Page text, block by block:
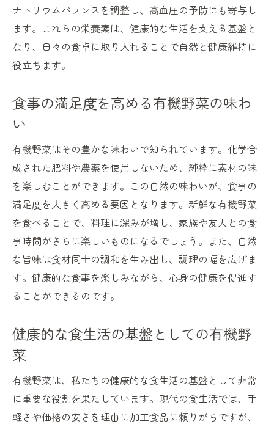
ナトリウムバランスを調整し、高血圧の予防にも寄与し
ます。これらの栄養素は、健康的な生活を支える基盤と
なり、日々の食卓に取り入れることで自然と健康維持に
役立ちます。
食事の満足度を高める有機野菜の味わ
い
有機野菜はその豊かな味わいで知られています。化学合
成された肥料や農薬を使用しないため、純粋に素材の味
を楽しむことができます。この自然の味わいが、食事の
満足度を大きく高める要因となります。新鮮な有機野菜
を食べることで、料理に深みが増し、家族や友人との食
事時間がさらに楽しいものになるでしょう。また、自然
な旨味は食材同士の調和を生み出し、調理の幅を広げま
す。健康的な食事を楽しみながら、心身の健康を促進す
ることができるのです。
健康的な食生活の基盤としての有機野
菜
有機野菜は、私たちの健康的な食生活の基盤として非常
に重要な役割を果たしています。現代の食生活では、手
軽さや価格の安さを理由に加工食品に頼りがちですが、